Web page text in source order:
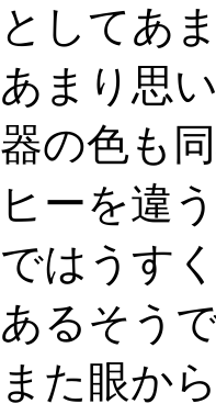
としてあ
あまり思
器の色も
ヒーを違
ではうす
あるそうで
また眼か